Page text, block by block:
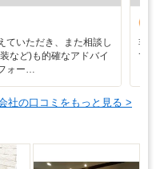
ていただき、また相談し
など)も的確なアドバイ
ォー…
非
て
社の口コミをもっと見る >